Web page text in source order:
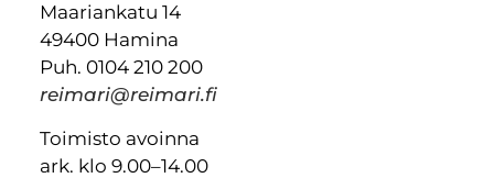
Maariankatu 14
49400 Hamina
Puh. 0104 210 200
reimari@reimari.fi
Toimisto avoinna
ark. klo 9.00–14.00